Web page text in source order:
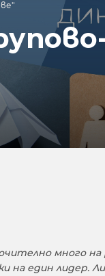
много
един лидер.